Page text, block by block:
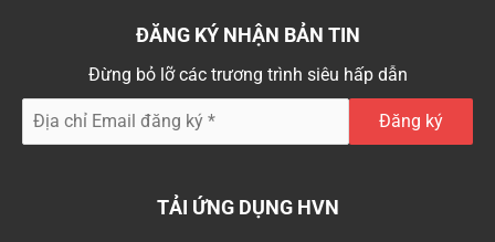
ĐĂNG KÝ NHẬN BẢN TIN
Đừng bỏ lỡ các trương trình siêu hấp dẫn
TẢI ỨNG DỤNG HVN